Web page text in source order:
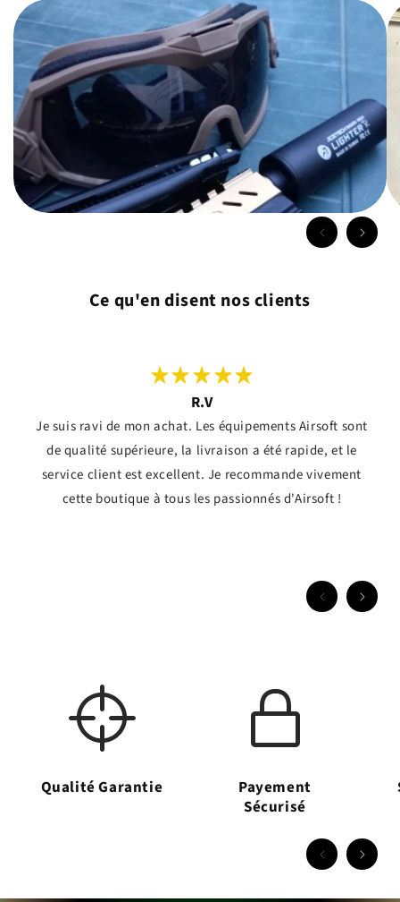
Ce qu'en disent nos clients
R.V
Je suis ravi de mon achat. Les équipements Airsoft sont
de qualité supérieure, la livraison a été rapide, et le
service client est excellent. Je recommande vivement
cette boutique à tous les passionnés d'Airsoft !
Qualité Garantie
Payement
Sécurisé